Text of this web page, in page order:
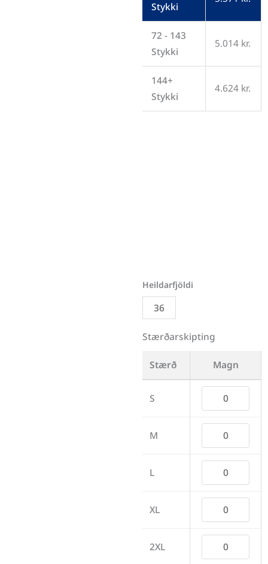
Stykki
72 - 143
Stykki
5.014 kr.
144+
Stykki
4.624 kr.
Stærðarskipting
Stærð Magn
S
M
L
XL
2XL